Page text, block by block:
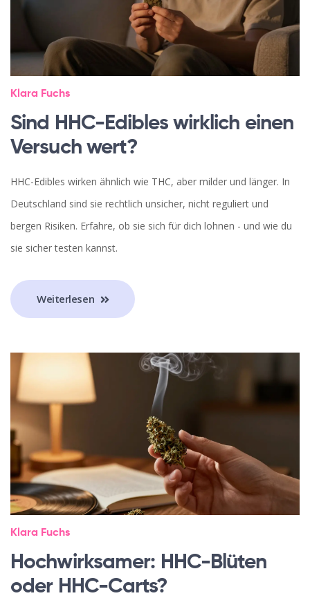
Klara Fuchs
Sind HHC-Edibles wirklich einen
Versuch wert?
HHC-Edibles wirken ähnlich wie THC, aber milder und länger. In
Deutschland sind sie rechtlich unsicher, nicht reguliert und
bergen Risiken. Erfahre, ob sie sich für dich lohnen - und wie du
sie sicher testen kannst.
Weiterlesen
Klara Fuchs
Hochwirksamer: HHC-Blüten
oder HHC-Carts?